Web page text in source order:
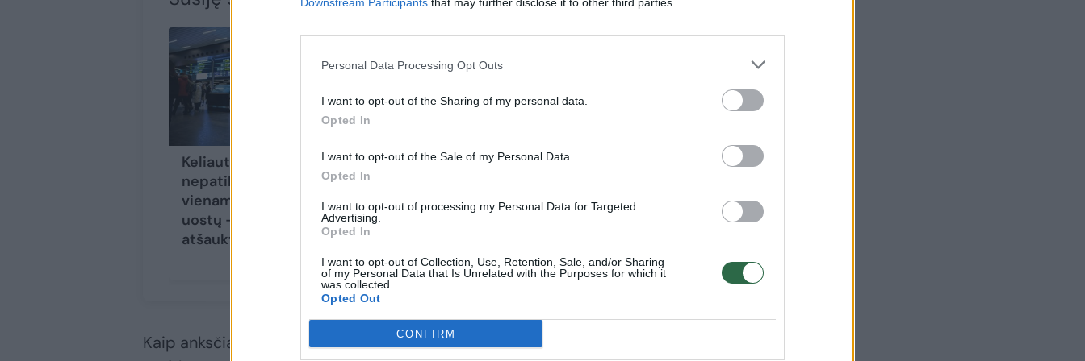
Personal Data Processing Opt Outs
I want to opt-out of the Sharing of my personal data.
Opted In
I want to opt-out of the Sale of my Personal Data.
Opted In
I want to opt-out of processing my Personal Data for Targeted
Advertising.
Opted In
I want to opt-out of Collection, Use, Retention, Sale, and/or Sharing
of my Personal Data that Is Unrelated with the Purposes for which it
was collected.
Opted Out
CONFIRM
Keliautojams
nepatiks: jau ryt
viename Europos oro
uostų – šimtai
atšauktų skrydžių
Vilniaus oro uoste vėl
per dvi dienas
nepakils net 10 reisų
Vokietijoje atšaukta
Kaip anksčiau teigė LTOU, pirmadienį ir antradienį (balandžio 13–14 d.) dėl